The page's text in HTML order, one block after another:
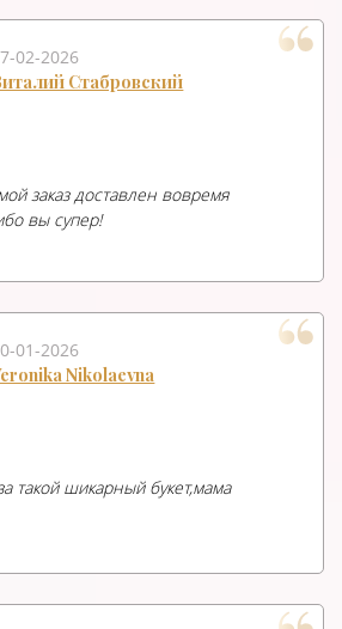
02-2026
Стабровский
заказ доставлен вовремя
вы супер!
01-2026
Nikolaevna
такой шикарный букет,мама